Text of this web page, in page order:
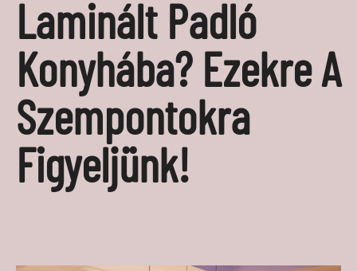
LAKÁSFELÚJÍTÁS
VEGYSZERMENTES HÁZTARTÁS
BARKÁCSOLÁS
KAPCSOLAT
MÉDIAAJÁNLAT
Laminált Padló
Konyhába? Ezekre A
Szempontokra
Figyeljünk!